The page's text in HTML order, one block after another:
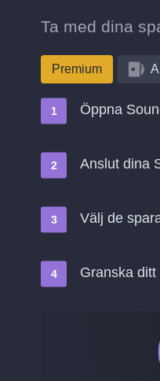
Ta med dina
Premium
Öppna
Anslut dina
Välj de
Granska